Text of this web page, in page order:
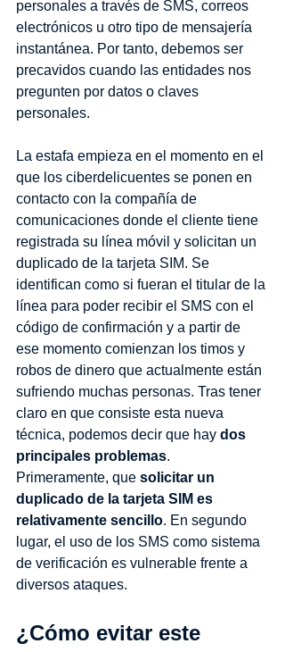
personales a través de SMS, correos
electrónicos u otro tipo de mensajería
instantánea. Por tanto, debemos ser
precavidos cuando las entidades nos
pregunten por datos o claves
personales.
La estafa empieza en el momento en el
que los ciberdelicuentes se ponen en
contacto con la compañía de
comunicaciones donde el cliente tiene
registrada su línea móvil y solicitan un
duplicado de la tarjeta SIM. Se
identifican como si fueran el titular de la
línea para poder recibir el SMS con el
código de confirmación y a partir de
ese momento comienzan los timos y
robos de dinero que actualmente están
sufriendo muchas personas. Tras tener
claro en que consiste esta nueva
técnica, podemos decir que hay dos
principales problemas.
Primeramente, que solicitar un
duplicado de la tarjeta SIM es
relativamente sencillo. En segundo
lugar, el uso de los SMS como sistema
de verificación es vulnerable frente a
diversos ataques.
¿Cómo evitar este